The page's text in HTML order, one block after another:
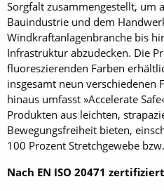
Sorgfalt zusammengestellt, um
Bauindustrie und dem
Windkraftanlagenbranche bis
Infrastruktur abzudecken. Die
fluoreszierenden Farben
insgesamt neun
hinaus umfasst »Accelerate
Produkten aus leichten,
Bewegungsfreiheit bieten,
100 Prozent Stretchgewebe
Nach EN ISO 20471